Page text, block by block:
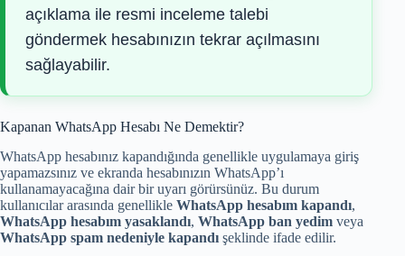
açıklama ile resmi inceleme talebi
göndermek hesabınızın tekrar açılmasını
sağlayabilir.
Kapanan WhatsApp Hesabı Ne Demektir?
WhatsApp hesabınız kapandığında genellikle uygulamaya giriş
yapamazsınız ve ekranda hesabınızın WhatsApp’ı
kullanamayacağına dair bir uyarı görürsünüz. Bu durum
kullanıcılar arasında genellikle WhatsApp hesabım kapandı,
WhatsApp hesabım yasaklandı, WhatsApp ban yedim veya
WhatsApp spam nedeniyle kapandı şeklinde ifade edilir.